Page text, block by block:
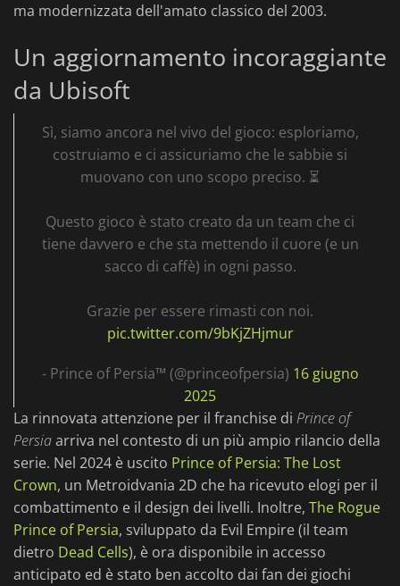
ma modernizzata dell'amato classico del 2003.
Un aggiornamento incoraggiante
da Ubisoft
Sì, siamo ancora nel vivo del gioco: esploriamo,
costruiamo e ci assicuriamo che le sabbie si
muovano con uno scopo preciso. ️⏳
Questo gioco è stato creato da un team che ci
tiene davvero e che sta mettendo il cuore (e un
sacco di caffè) in ogni passo.
Grazie per essere rimasti con noi.
pic.twitter.com/9bKjZHjmur
- Prince of Persia™ (@princeofpersia) 16 giugno
2025
La rinnovata attenzione per il franchise di Prince of
Persiaarriva nel contesto di un più ampio rilancio della
serie. Nel 2024 è uscito Prince of Persia: The Lost
Crown, un Metroidvania 2D che ha ricevuto elogi per il
combattimento e il design dei livelli. Inoltre, The Rogue
Prince of Persia, sviluppato da Evil Empire (il team
dietro Dead Cells), è ora disponibile in accesso
anticipato ed è stato ben accolto dai fan dei giochi